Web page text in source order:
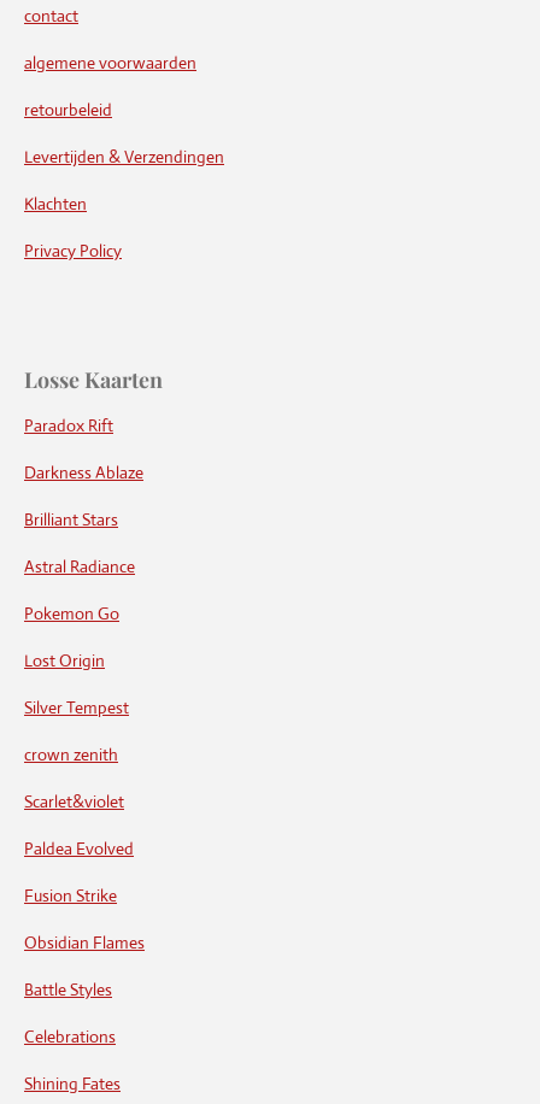
contact
algemene voorwaarden
retourbeleid
Levertijden & Verzendingen
Klachten
Privacy Policy
Losse Kaarten
Paradox Rift
Darkness Ablaze
Brilliant Stars
Astral Radiance
Pokemon Go
Lost Origin
Silver Tempest
crown zenith
Scarlet&violet
Paldea Evolved
Fusion Strike
Obsidian Flames
Battle Styles
Celebrations
Shining Fates